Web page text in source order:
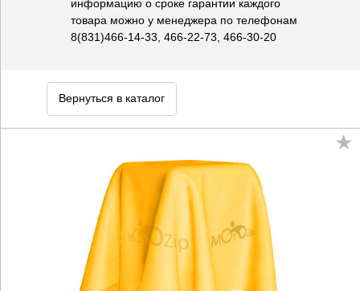
информацию о сроке гарантии каждого
товара можно у менеджера по телефонам
8(831)466-14-33, 466-22-73, 466-30-20
Вернуться в каталог